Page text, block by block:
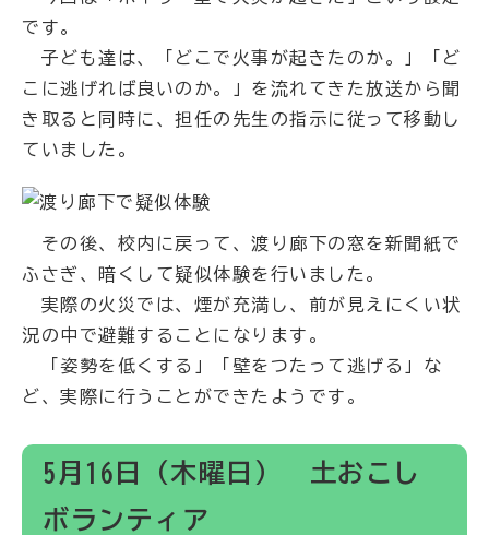
です。
子ども達は、「どこで火事が起きたのか。」「ど
こに逃げれば良いのか。」を流れてきた放送から聞
き取ると同時に、担任の先生の指示に従って移動し
ていました。
その後、校内に戻って、渡り廊下の窓を新聞紙で
ふさぎ、暗くして疑似体験を行いました。
実際の火災では、煙が充満し、前が見えにくい状
況の中で避難することになります。
「姿勢を低くする」「壁をつたって逃げる」な
ど、実際に行うことができたようです。
5月16日（木曜日） 土おこし
ボランティア